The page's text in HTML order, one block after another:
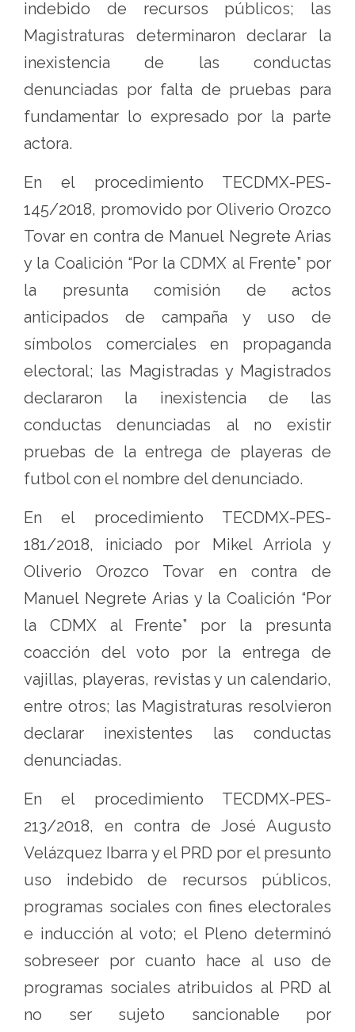
indebido de recursos públicos; las
Magistraturas determinaron declarar la
inexistencia de las conductas
denunciadas por falta de pruebas para
fundamentar lo expresado por la parte
actora.
En el procedimiento TECDMX-PES-
145/2018, promovido por Oliverio Orozco
Tovar en contra de Manuel Negrete Arias
y la Coalición “Por la CDMX al Frente” por
la presunta comisión de actos
anticipados de campaña y uso de
símbolos comerciales en propaganda
electoral; las Magistradas y Magistrados
declararon la inexistencia de las
conductas denunciadas al no existir
pruebas de la entrega de playeras de
futbol con el nombre del denunciado.
En el procedimiento TECDMX-PES-
181/2018, iniciado por Mikel Arriola y
Oliverio Orozco Tovar en contra de
Manuel Negrete Arias y la Coalición “Por
la CDMX al Frente” por la presunta
coacción del voto por la entrega de
vajillas, playeras, revistas y un calendario,
entre otros; las Magistraturas resolvieron
declarar inexistentes las conductas
denunciadas.
En el procedimiento TECDMX-PES-
213/2018, en contra de José Augusto
Velázquez Ibarra y el PRD por el presunto
uso indebido de recursos públicos,
programas sociales con fines electorales
e inducción al voto; el Pleno determinó
sobreseer por cuanto hace al uso de
programas sociales atribuidos al PRD al
no ser sujeto sancionable por